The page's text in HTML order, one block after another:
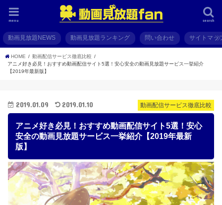
search
menu
動画見放題NEWS 動画見放題ランキング 問い合わせ サイトマッ
HOME
動画配信サービス徹底比較
アニメ好き必見！おすすめ動画配信サイト5選！安心安全の動画見放題サービス一挙紹介
【2019年最新版】
動画配信サービス徹底比較
2019.01.09 2019.01.10
アニメ好き必見！おすすめ動画配信サイト5選！安心
安全の動画見放題サービス一挙紹介【2019年最新
版】